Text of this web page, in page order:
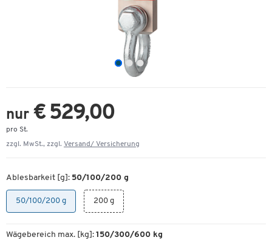
nur € 529,00
pro St.
zzgl. MwSt., zzgl. Versand/ Versicherung
Ablesbarkeit [g]: 50/100/200 g
50/100/200 g 200 g
Wägebereich max. [kg]: 150/300/600 kg